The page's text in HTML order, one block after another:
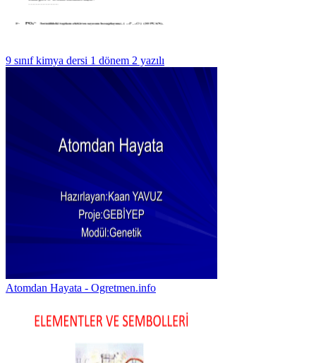
9 sınıf kimya dersi 1 dönem 2 yazılı
Atomdan Hayata - Ogretmen.info